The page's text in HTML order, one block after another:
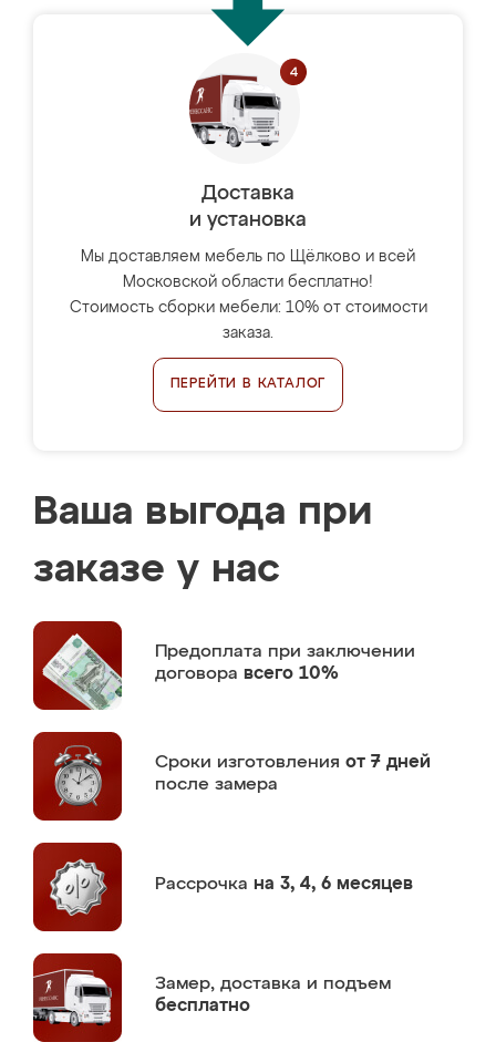
Доставка
и установка
Мы доставляем мебель по Щёлково и всей
Московской области бесплатно!
Стоимость сборки мебели: 10% от стоимости
заказа.
ПЕРЕЙТИ В КАТАЛОГ
Ваша выгода при
заказе у нас
Предоплата при заключении
договора всего 10%
Сроки изготовления от 7 дней
после замера
Рассрочка на 3, 4, 6 месяцев
Замер, доставка и подъем
бесплатно